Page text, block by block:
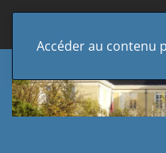
Accéder au contenu